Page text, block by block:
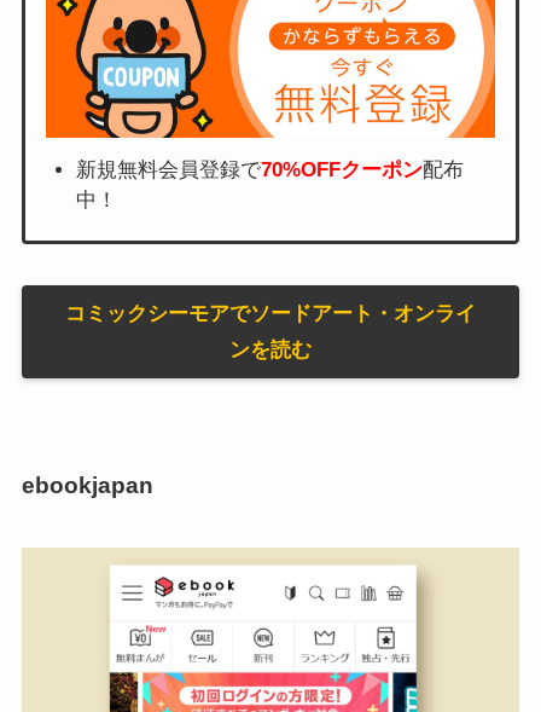
新規無料会員登録で70%OFFクーポン配布
中！
コミックシーモアでソードアート・オンライ
ンを読む
ebookjapan